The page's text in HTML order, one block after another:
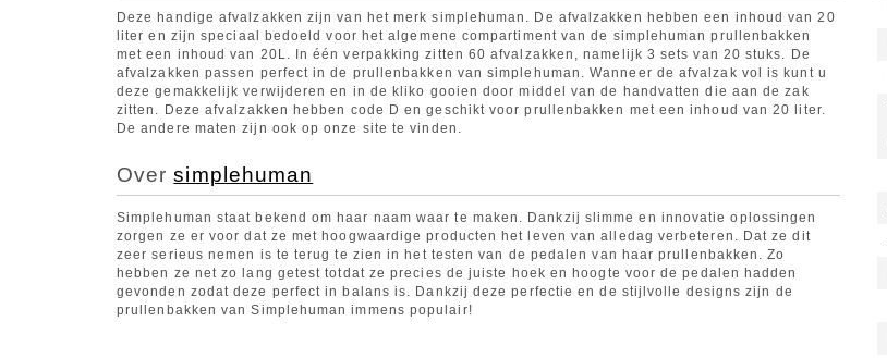
Deze handige afvalzakken zijn van het merk simplehuman. De afvalzakken hebben een inhoud van 20
liter en zijn speciaal bedoeld voor het algemene compartiment van de simplehuman prullenbakken
met een inhoud van 20L. In één verpakking zitten 60 afvalzakken, namelijk 3 sets van 20 stuks. De
afvalzakken passen perfect in de prullenbakken van simplehuman. Wanneer de afvalzak vol is kunt u
deze gemakkelijk verwijderen en in de kliko gooien door middel van de handvatten die aan de zak
zitten. Deze afvalzakken hebben code D en geschikt voor prullenbakken met een inhoud van 20 liter.
De andere maten zijn ook op onze site te vinden.
Oversimplehuman
Simplehuman staat bekend om haar naam waar te maken. Dankzij slimme en innovatie oplossingen
zorgen ze er voor dat ze met hoogwaardige producten het leven van alledag verbeteren. Dat ze dit
zeer serieus nemen is te terug te zien in het testen van de pedalen van haar prullenbakken. Zo
hebben ze net zo lang getest totdat ze precies de juiste hoek en hoogte voor de pedalen hadden
gevonden zodat deze perfect in balans is. Dankzij deze perfectie en de stijlvolle designs zijn de
prullenbakken van Simplehuman immens populair!